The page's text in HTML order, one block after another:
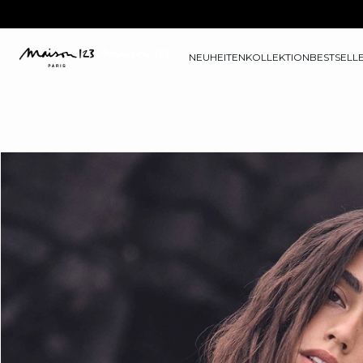
NEUHEITENKOLLEKTION